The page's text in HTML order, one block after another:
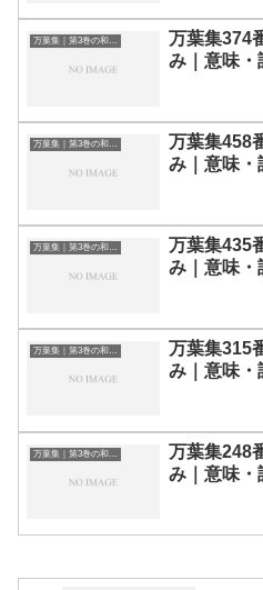
万葉集｜第3巻の和歌一覧
万葉集374
み｜意味・
万葉集｜第3巻の和歌一覧
万葉集458
み｜意味・
万葉集｜第3巻の和歌一覧
万葉集435
み｜意味・
万葉集｜第3巻の和歌一覧
万葉集315
み｜意味・
万葉集248
み｜意味・